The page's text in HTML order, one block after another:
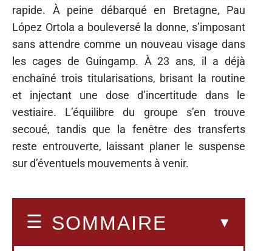
rapide. À peine débarqué en Bretagne, Pau
López Ortola a bouleversé la donne, s’imposant
sans attendre comme un nouveau visage dans
les cages de Guingamp. À 23 ans, il a déjà
enchaîné trois titularisations, brisant la routine
et injectant une dose d’incertitude dans le
vestiaire. L’équilibre du groupe s’en trouve
secoué, tandis que la fenêtre des transferts
reste entrouverte, laissant planer le suspense
sur d’éventuels mouvements à venir.
SOMMAIRE